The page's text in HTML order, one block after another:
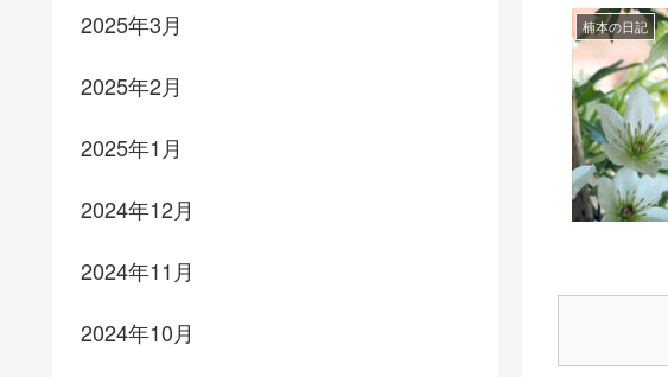
楠本の日記
2025年3月
2025年2月
2025年1月
2024年12月
2024年11月
2024年10月